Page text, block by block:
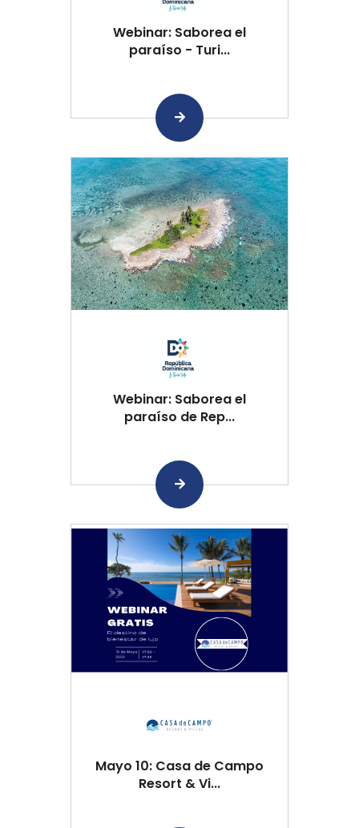
Webinar: Saborea el
paraíso - Turi...
Webinar: Saborea el
paraíso de Rep...
Mayo 10: Casa de Campo
Resort & Vi...